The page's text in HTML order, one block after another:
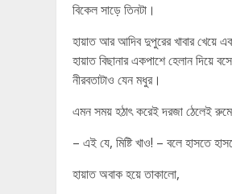
বিকেল সাড়ে তিনটা।
হায়াত আর আদিব দুপুরের খাবার খেয়ে
হায়াত বিছানার একপাশে হেলান
নীরবতাটাও যেন মধুর।
এমন সময় হঠাৎ করেই দরজা ঠেলেই
– এই যে, মিষ্টি খাও! – বলে হাসতে
হায়াত অবাক হয়ে তাকালো,